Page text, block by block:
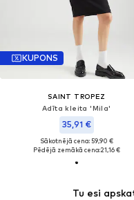
KUPONS
SAINT TROPEZ
Adīta kleita 'Mila'
35,91 €
Sākotnējā cena: 59,90 €
Pēdējā zemākā cena:21,16 €
Tu esi